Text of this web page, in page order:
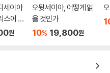
세이아
스어 완
원
오뒷세이아, 어떻게 읽
을 것인가
10% 19,800원